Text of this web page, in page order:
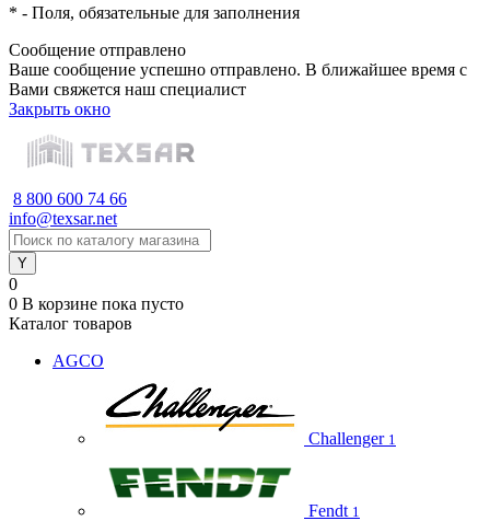
* - Поля, обязательные для заполнения
Сообщение отправлено
Ваше сообщение успешно отправлено. В ближайшее время с
Вами свяжется наш специалист
Закрыть окно
8 800 600 74 66
info@texsar.net
0
0 В корзине пока пусто
Каталог товаров
AGCO
Challenger 1
Fendt 1